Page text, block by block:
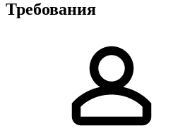
Требования